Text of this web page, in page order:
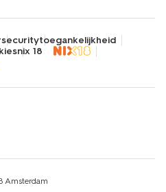
securitytoegankelijkheid
nix 18
Amsterdam